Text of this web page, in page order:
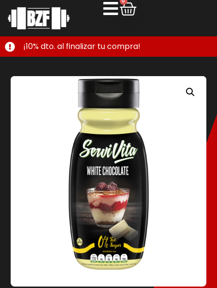
¡10% dto. al finalizar tu compra!